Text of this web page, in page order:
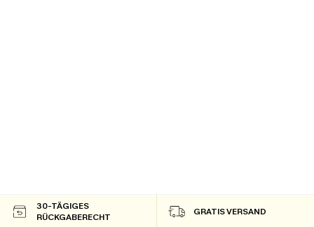
30-TÄGIGES
RÜCKGABERECHT
GRATIS VERSAND